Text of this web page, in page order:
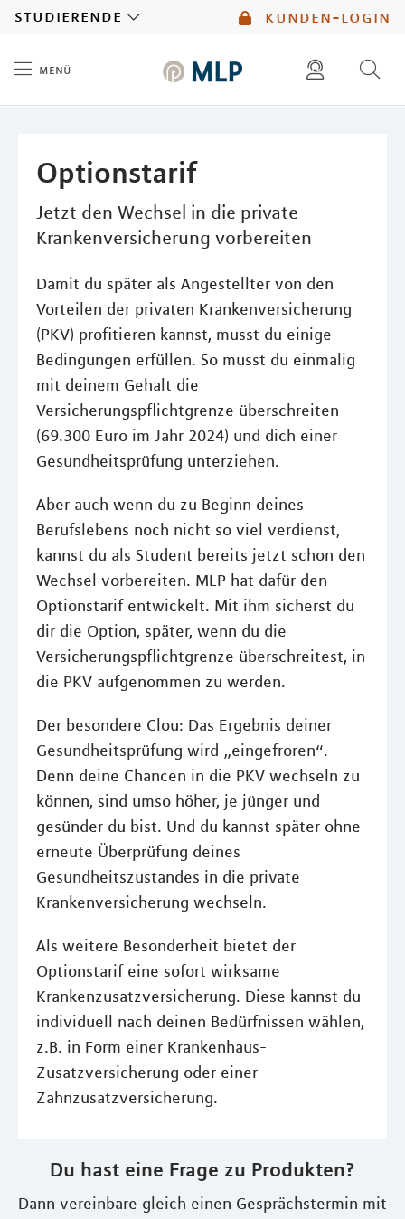
kunden-login
studierende
menü
Optionstarif
Jetzt den Wechsel in die private
Krankenversicherung vorbereiten
Damit du später als Angestellter von den
Vorteilen der privaten Krankenversicherung
(PKV) profitieren kannst, musst du einige
Bedingungen erfüllen. So musst du einmalig
mit deinem Gehalt die
Versicherungspflichtgrenze überschreiten
(69.300 Euro im Jahr 2024) und dich einer
Gesundheitsprüfung unterziehen.
Aber auch wenn du zu Beginn deines
Berufslebens noch nicht so viel verdienst,
kannst du als Student bereits jetzt schon den
Wechsel vorbereiten. MLP hat dafür den
Optionstarif entwickelt. Mit ihm sicherst du
dir die Option, später, wenn du die
Versicherungspflichtgrenze überschreitest, in
die PKV aufgenommen zu werden.
Der besondere Clou: Das Ergebnis deiner
Gesundheitsprüfung wird „eingefroren“.
Denn deine Chancen in die PKV wechseln zu
können, sind umso höher, je jünger und
gesünder du bist. Und du kannst später ohne
erneute Überprüfung deines
Gesundheitszustandes in die private
Krankenversicherung wechseln.
Als weitere Besonderheit bietet der
Optionstarif eine sofort wirksame
Krankenzusatzversicherung. Diese kannst du
individuell nach deinen Bedürfnissen wählen,
z.B. in Form einer Krankenhaus-
Zusatzversicherung oder einer
Zahnzusatzversicherung.
Du hast eine Frage zu Produkten?
Dann vereinbare gleich einen Gesprächstermin mit